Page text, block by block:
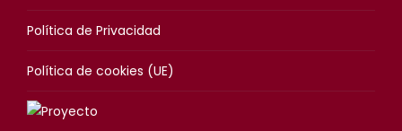
Política de Privacidad
Política de cookies (UE)